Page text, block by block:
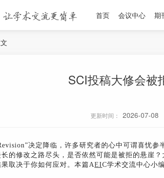
首页 会议中心 期
SCI投稿大修会被
更新时间： 2026-07-08
决定降临，许多研究者的心中可谓喜忧
的修改之路尽头，是否依然可能是被拒的悬崖
取决于你如何应对。本篇AEIC学术交流中心小